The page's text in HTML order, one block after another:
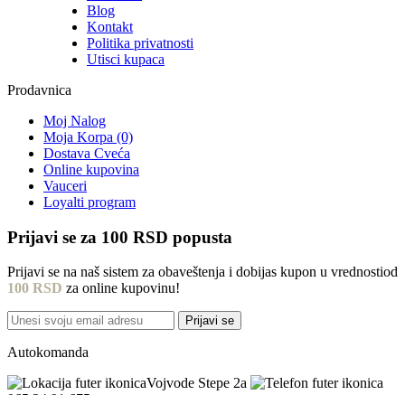
Blog
Kontakt
Politika privatnosti
Utisci kupaca
Prodavnica
Moj Nalog
Moja Korpa (0)
Dostava Cveća
Online kupovina
Vauceri
Loyalti program
Prijavi se za 100 RSD popusta
Prijavi se na naš sistem za obaveštenja i dobijas kupon u vrednostiod
100 RSD za online kupovinu!
Prijavi se
Autokomanda
Vojvode Stepe 2a